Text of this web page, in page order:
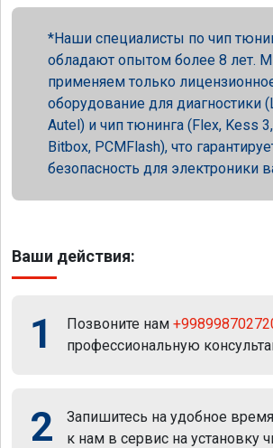
Наши специалисты по чип
обладают опытом более 8 лет.
применяем только
оборудование для диагностики
Autel) и чип тюнинга (Flex, Kess
Bitbox, PCMFlash), что
безопасность для электроники
Ваши действия:
1 Позвоните нам
профессиональную
2
Запишитесь на удобное
к нам в сервис на установку